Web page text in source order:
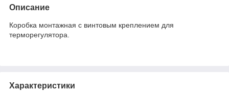
Описание
Коробка монтажная с винтовым креплением для
терморегулятора.
Характеристики